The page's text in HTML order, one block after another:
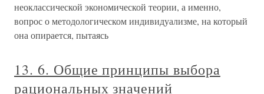
неоклассической экономической теории, а именно,
вопрос о методологическом индивидуализме, на который
она опирается, пытаясь
13. 6. Общие принципы выбора
рациональных значений